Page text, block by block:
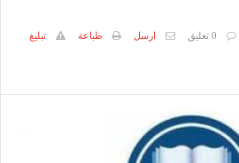
0 تعليق ارسل طباعة
تبليغ